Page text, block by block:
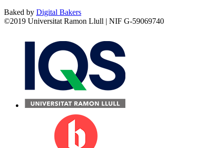
Baked by Digital Bakers
©2019 Universitat Ramon Llull | NIF G-59069740